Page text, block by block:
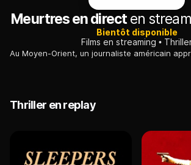
Meurtres en directen
Bientôt disponible
Films en streaming
Thriller en replay